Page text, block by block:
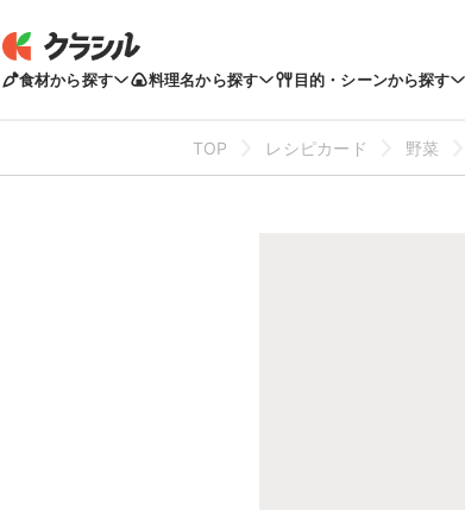
食材から探す 料理名から探す 目的・シーンから探す
TOP レシピカード 野菜